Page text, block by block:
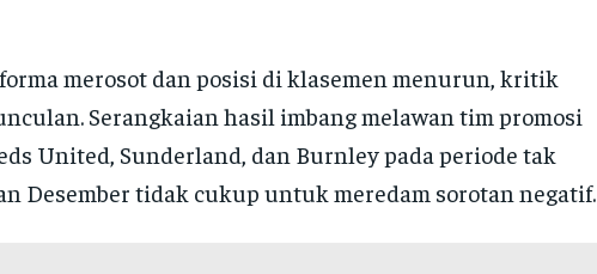
merosot dan posisi di klasemen menurun, kritik
Serangkaian hasil imbang melawan tim promosi
United, Sunderland, dan Burnley pada periode tak
Desember tidak cukup untuk meredam sorotan negatif.